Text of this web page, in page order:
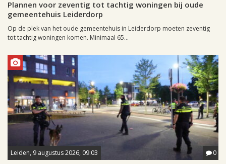
Plannen voor zeventig tot tachtig woningen bij oude
gemeentehuis Leiderdorp
Op de plek van het oude gemeentehuis in Leiderdorp moeten zeventig
tot tachtig woningen komen. Minimaal 65...
Leiden, 9 augustus 2026, 09:03 0